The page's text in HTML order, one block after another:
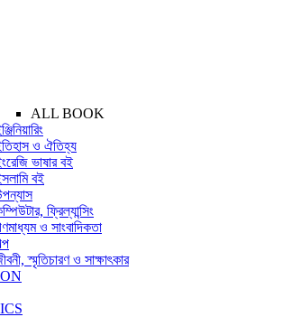
ALL BOOK
ও ঐতিহ্য
ভাষার বই
বই
ফ্রিল্যান্সিং
ও সাংবাদিকতা
স্মৃতিচারণ ও সাক্ষাৎকার